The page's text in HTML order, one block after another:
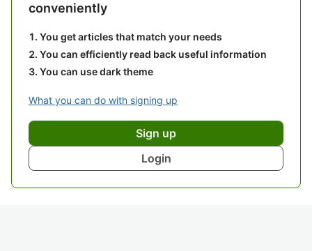
conveniently
You get articles that match your needs
You can efficiently read back useful information
You can use dark theme
What you can do with signing up
Sign up
Login